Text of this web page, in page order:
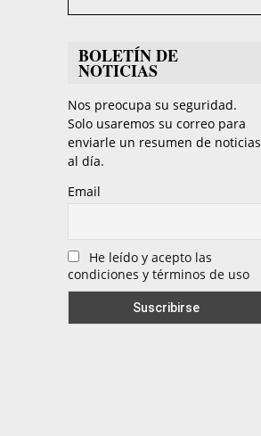
BOLETÍN DE
NOTICIAS
Nos preocupa su seguridad.
Solo usaremos su correo para
enviarle un resumen de noticias
al día.
Email
He leído y acepto las
condiciones y términos de uso